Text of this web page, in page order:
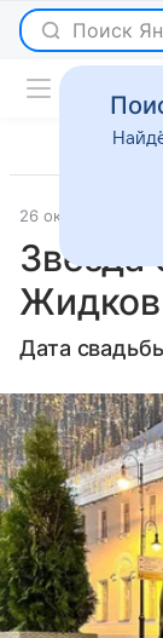
Поиск
26 октября 2023
Звезда
Жидков
Дата